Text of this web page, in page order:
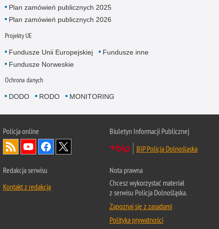
Plan zamówień publicznych 2025
Plan zamówień publicznych 2026
Projekty UE
Fundusze Unii Europejskiej
Fundusze inne
Fundusze Norweskie
Ochrona danych
DODO RODO MONITORING
Policjaonline
Biuletyn Informacji Publicznej
BIP Policja Dolnośląska
Redakcja serwisu
Kontakt z redakcją
Nota prawna
Chcesz wykorzystać materiał
z serwisu Policja Dolnośląska.
Zapoznaj się z zasadami
Polityka prywatności